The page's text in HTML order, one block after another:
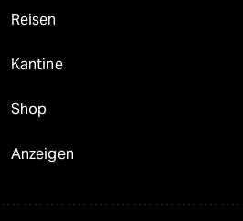
Reisen
Kantine
Shop
Anzeigen